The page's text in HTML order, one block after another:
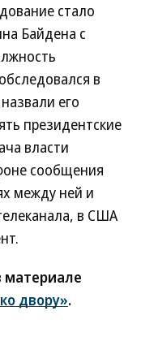
стало
Байдена с
в
его
президентские
власти
сообщения
между ней и
в США
двору».